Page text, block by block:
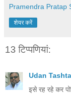
Pramendra Pratap
शेयर करें
13 टिप्‍पणियां:
Udan
इसे रह रहे कर